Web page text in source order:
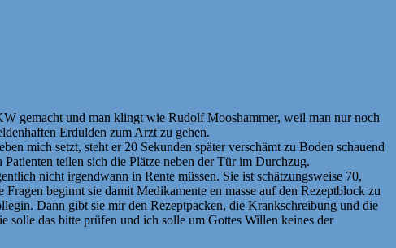
gemacht und man klingt wie Rudolf Mooshammer, weil man nur noch
Erdulden zum Arzt zu gehen.
mich setzt, steht er 20 Sekunden später verschämt zu Boden schauend
teilen sich die Plätze neben der Tür im Durchzug.
nicht irgendwann in Rente müssen. Sie ist schätzungsweise 70,
beginnt sie damit Medikamente en masse auf den Rezeptblock zu
Dann gibt sie mir den Rezeptpacken, die Krankschreibung und die
solle das bitte prüfen und ich solle um Gottes Willen keines der